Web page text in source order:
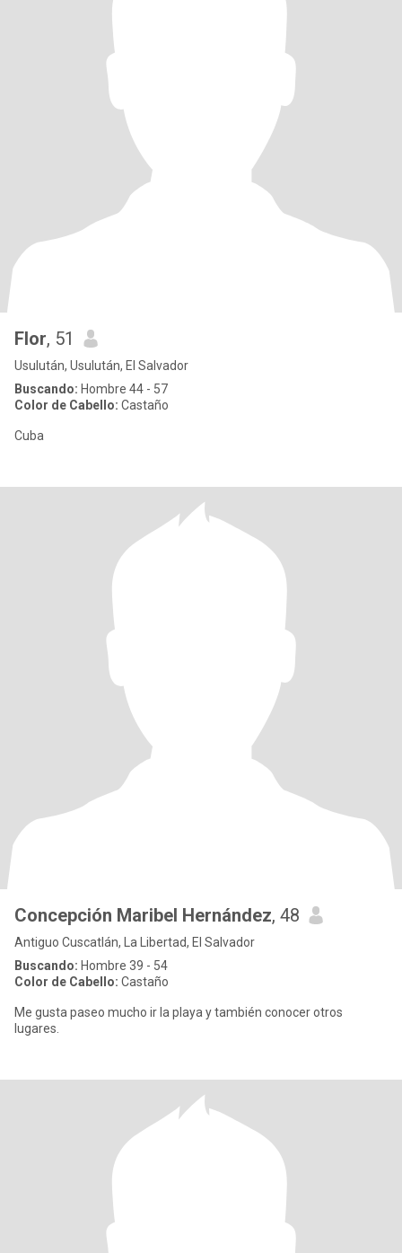
Flor, 51
Usulután, Usulután, El Salvador
Buscando: Hombre 44 - 57
Color de Cabello: Castaño
Cuba
Concepción Maribel Hernández, 48
Antiguo Cuscatlán, La Libertad, El Salvador
Buscando: Hombre 39 - 54
Color de Cabello: Castaño
Me gusta paseo mucho ir la playa y también conocer otros
lugares.